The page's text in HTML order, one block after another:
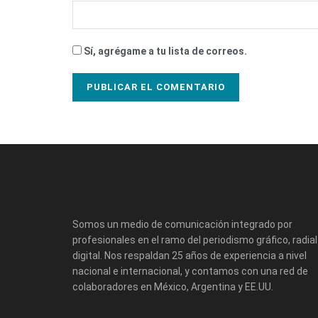
Sí, agrégame a tu lista de correos.
Somos un medio de comunicación integrado por
profesionales en el ramo del periodismo gráfico,
digital. Nos respaldan 25 años de experiencia a nivel
nacional e internacional, y contamos con una red de
colaboradores en México, Argentina y EE.UU.